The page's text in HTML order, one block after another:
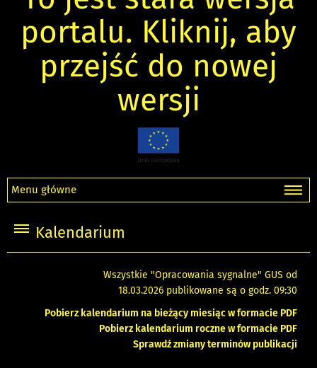
portalu. Kliknij, aby
przejść do nowej
wersji
Menu główne
Kalendarium
Wszystkie "Opracowania sygnalne" GUS od
18.03.2026 publikowane są o godz. 09:30
Pobierz kalendarium na bieżący miesiąc w formacie PDF
Pobierz kalendarium roczne w formacie PDF
Sprawdź zmiany terminów publikacji